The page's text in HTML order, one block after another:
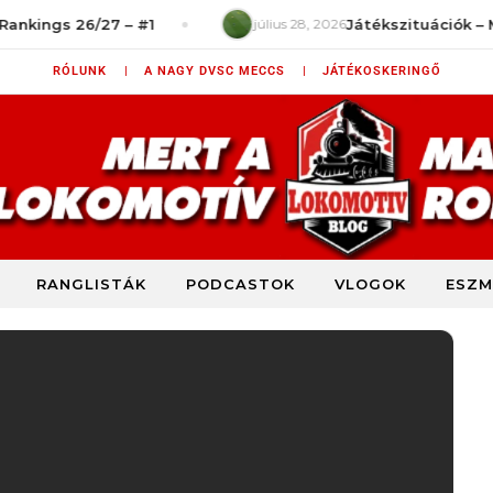
26/27 – #1 július 28, 2026Játékszituációk – Mit
RÓLUNK | A NAGY DVSC MECCS | JÁTÉKOSKERINGŐ
DVSC szurkolói blog
RANGLISTÁK PODCASTOK VLOGOK